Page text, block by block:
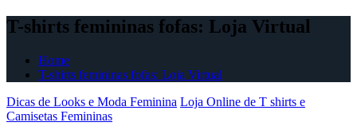
T-shirts femininas fofas: Loja Virtual
Home
T-shirts femininas fofas: Loja Virtual
Dicas de Looks e Moda Feminina Loja Online de T shirts e
Camisetas Femininas